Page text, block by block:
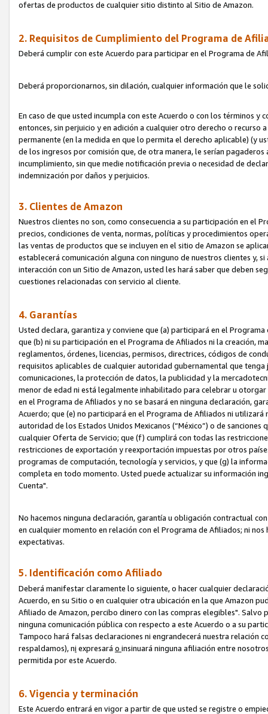
ofertas de productos de cualquier sitio distinto al Sitio de Amazon.
2. Requisitos de Cumplimiento del Programa de
Deberá cumplir con este Acuerdo para participar en el Programa de
Deberá proporcionarnos, sin dilación, cualquier información que le
En caso de que usted incumpla con este Acuerdo o con los términos
entonces, sin perjuicio y en adición a cualquier otro derecho o
permanente (en la medida en que lo permita el derecho aplicable) (y
de los ingresos por comisión que, de otra manera, le serían
incumplimiento, sin que medie notificación previa o necesidad de
indemnización por daños y perjuicios.
3. Clientes de Amazon
Nuestros clientes no son, como consecuencia a su participación en el
precios, condiciones de venta, normas, políticas y procedimientos
las ventas de productos que se incluyen en el sitio de Amazon se
establecerá comunicación alguna con ninguno de nuestros clientes y,
interacción con un Sitio de Amazon, usted les hará saber que deben
cuestiones relacionadas con servicio al cliente.
4. Garantías
Usted declara, garantiza y conviene que (a) participará en el
que (b) ni su participación en el Programa de Afiliados ni la creación,
reglamentos, órdenes, licencias, permisos, directrices, códigos de
requisitos aplicables de cualquier autoridad gubernamental que
comunicaciones, la protección de datos, la publicidad y la
menor de edad ni está legalmente inhabilitado para celebrar u
en el Programa de Afiliados y no se basará en ninguna declaración,
Acuerdo; que (e) no participará en el Programa de Afiliados ni
autoridad de los Estados Unidos Mexicanos (“México”) o de
cualquier Oferta de Servicio; que (f) cumplirá con todas las
restricciones de exportación y reexportación impuestas por otros
programas de computación, tecnología y servicios, y que (g) la
completa en todo momento. Usted puede actualizar su información
Cuenta".
No hacemos ninguna declaración, garantía u obligación contractual
en cualquier momento en relación con el Programa de Afiliados; ni
expectativas.
5. Identificación como Afiliado
Deberá manifestar claramente lo siguiente, o hacer cualquier
Acuerdo, en su Sitio o en cualquier otra ubicación en la que Amazon
Afiliado de Amazon, percibo dinero con las compras elegibles". Salvo
ninguna comunicación pública con respecto a este Acuerdo o a su
Tampoco hará falsas declaraciones ni engrandecerá nuestra relación
respaldamos), ni expresará o insinuará ninguna afiliación entre
permitida por este Acuerdo.
6. Vigencia y terminación
Este Acuerdo entrará en vigor a partir de que usted se registre o